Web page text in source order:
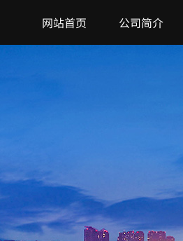
网站首页 公司简介